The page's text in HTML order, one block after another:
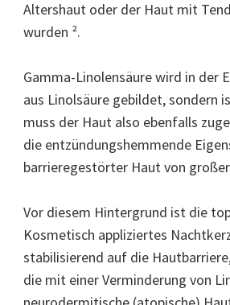
Altershaut oder der Haut mit
wurden ².
Gamma-Linolensäure wird in der
aus Linolsäure gebildet, sondern
muss der Haut also ebenfalls
die entzündungshemmende
barrieregestörter Haut von
Vor diesem Hintergrund ist die
Kosmetisch appliziertes
stabilisierend auf die
die mit einer Verminderung von